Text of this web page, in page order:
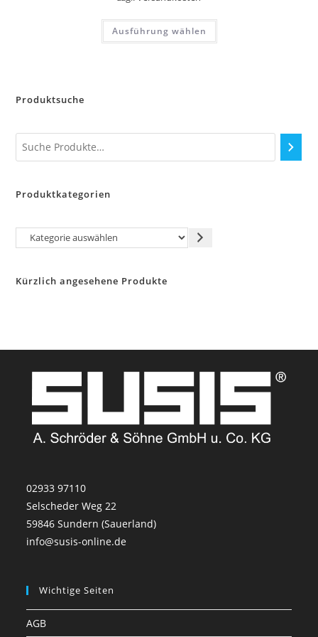
Ausführung wählen
Dieses
weist
Produktseite
Produktsuche
Produktkategorien
Kategorie
Kürzlich angesehene Produkte
02933 97110
Selscheder Weg 22
59846 Sundern (Sauerland)
info@susis-online.de
Wichtige Seiten
AGB